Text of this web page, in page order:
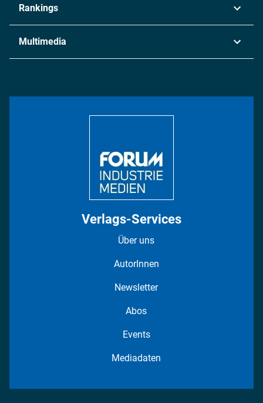
Chemie
Metall
Energie
Rankings
Multimedia
Verlags-Services
Über uns
AutorInnen
Newsletter
Abos
Events
Mediadaten